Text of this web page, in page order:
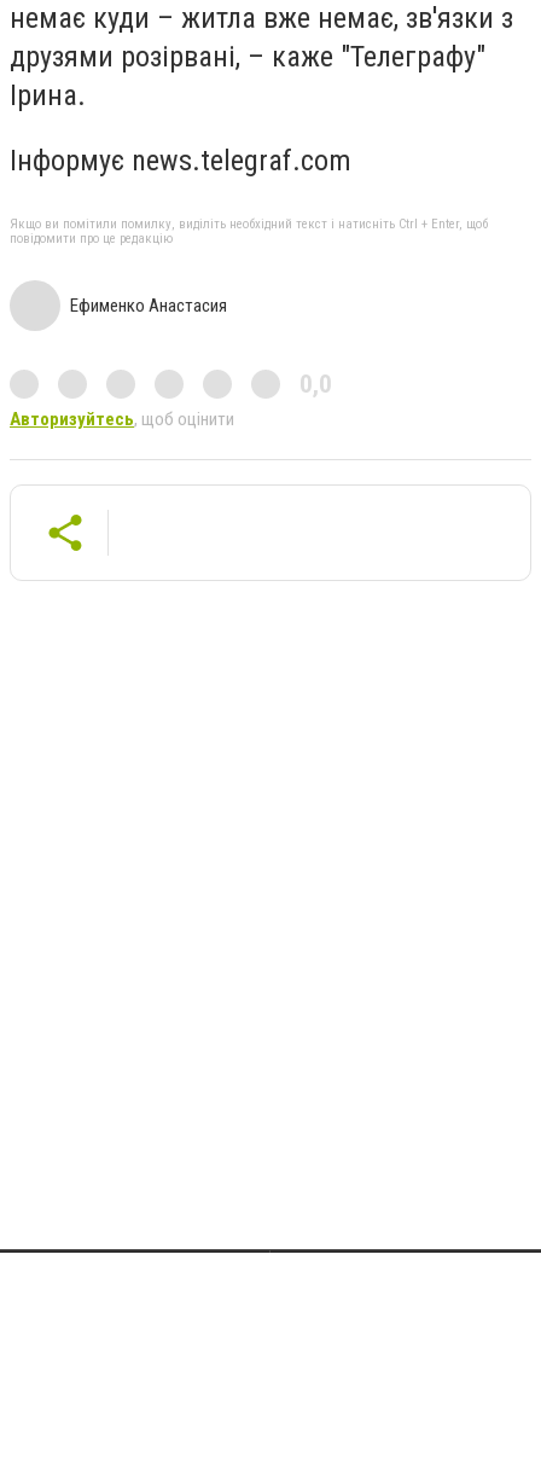
немає куди – житла вже немає, зв'язки з
друзями розірвані, – каже "Телеграфу"
Ірина.
Інформує news.telegraf.com
Якщо ви помітили помилку, виділіть необхідний текст і натисніть Ctrl + Enter, щоб
повідомити про це редакцію
Ефименко Анастасия
0,0
Авторизуйтесь, щоб оцінити